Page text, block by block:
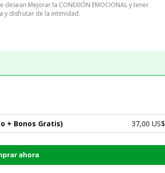
Mejorar la CONEXIÓN EMOCIONAL y tener
y disfrutar de la intimidad.
+ Bonos Gratis) 37,00 US$
ahora